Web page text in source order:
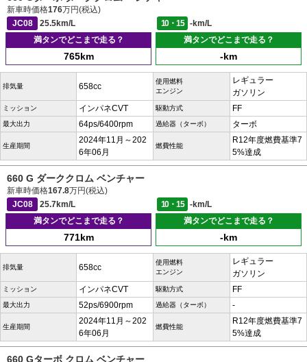
新車時価格176万円(税込)
JC08
25.5km/L 10・15
-km/L
満タンでどこまで走る？
765km
満タンでどこまで走る？
-km
排気量 658cc
使用燃料
エンジン
レギュラー
ガソリン
ミッション インパネCVT 駆動方式 FF
最大出力 64ps/6400rpm 過給器（ターボ） ターボ
生産期間
2024年11月～202
6年06月
燃費性能
R12年度燃費基準7
5%達成
660 G ダーククロム ベンチャー
新車時価格167.8万円(税込)
JC08
25.7km/L 10・15
-km/L
満タンでどこまで走る？
771km
満タンでどこまで走る？
-km
排気量 658cc
使用燃料
エンジン
レギュラー
ガソリン
ミッション インパネCVT 駆動方式 FF
最大出力 52ps/6900rpm 過給器（ターボ） -
生産期間
2024年11月～202
6年06月
燃費性能
R12年度燃費基準7
5%達成
660 Gターボ クロム ベンチャー